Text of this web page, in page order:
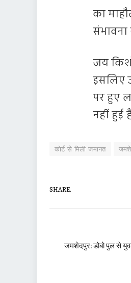
का
संभावना
जय
इसलिए
पर हुए
नहीं हुई
कोर्ट से मिली जमानत
SHARE.
जमशेदपुर: डोबो पुल से